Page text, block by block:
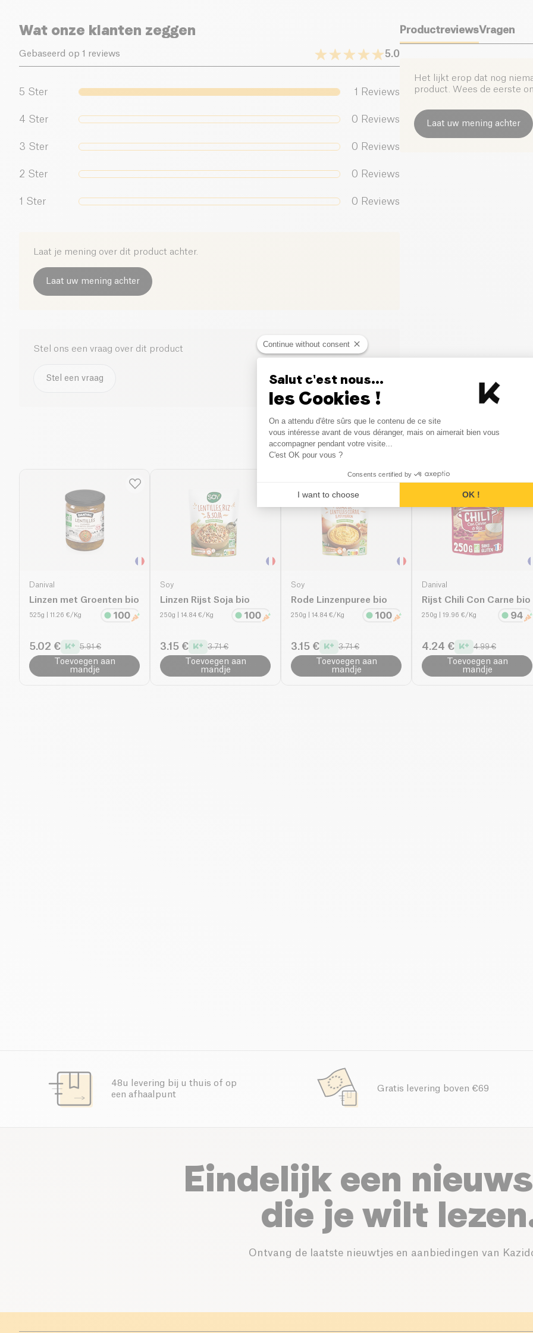
Zout (g)
Wat onze klanten zeggen
Gebaseerd op 1 reviews 5.0
5 Ster 1 Reviews
4 Ster 0 Reviews
3 Ster 0 Reviews
2 Ster 0 Reviews
1 Ster 0 Reviews
Laat je mening over dit product achter.
Laat uw mening achter
Stel ons een vraag over dit product
Stel een vraag
ProductreviewsVragen
Het lijkt erop dat nog
product. Wees de eerste
Laat uw mening achter
Vergelijkbare producten
Danival
Linzen met Groenten bio
525g | 11.26 €/Kg
5.02 € 5.91 €
Toevoegen aan
mandje
Soy
Linzen Rijst Soja bio
250g | 14.84 €/Kg
3.15 € 3.71 €
Toevoegen aan
mandje
Soy
Rode Linzenpuree bio
250g | 14.84 €/Kg
3.15 € 3.71 €
Toevoegen aan
mandje
Danival
Rijst Chili Con Carne bio
250g | 19.96 €/Kg
4.24 € 4.99 €
Toevoegen aan
mandje
48u levering bij u thuis of op
een afhaalpunt
Gratis levering boven €69
Eindelijk een
die je wilt
Ontvang de laatste nieuwtjes en aanbiedingen van
Continue without consent
Salut c'est nous...
les Cookies !
Consent Management
On a attendu d'être sûrs que le contenu de ce site
vous intéresse avant de vous déranger, mais on aimerait bien vous
accompagner pendant votre visite...
C'est OK pour vous ?
Consents certified by
I want to choose OK !
Axeptio consent